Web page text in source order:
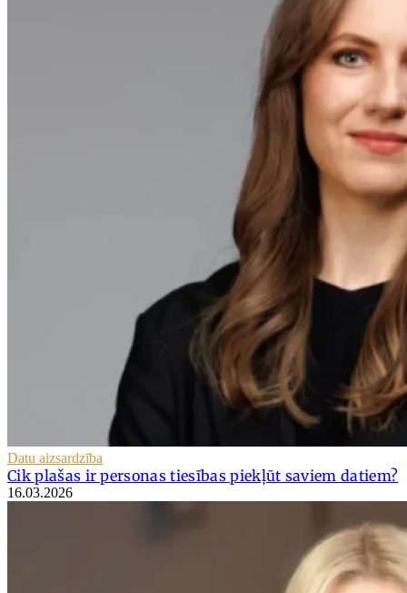
Datu aizsardzība
Cik plašas ir personas tiesības piekļūt saviem datiem?
16.03.2026